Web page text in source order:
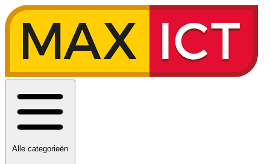
Alle categorieën